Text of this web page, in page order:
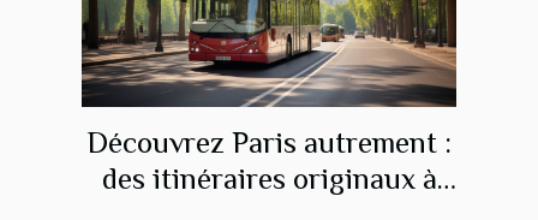
Découvrez Paris autrement :
des itinéraires originaux à